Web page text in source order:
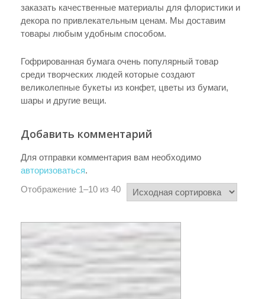
заказать качественные материалы для флористики и
декора по привлекательным ценам. Мы доставим
товары любым удобным способом.
Гофрированная бумага очень популярный товар
среди творческих людей которые создают
великолепные букеты из конфет, цветы из бумаги,
шары и другие вещи.
Добавить комментарий
Для отправки комментария вам необходимо
авторизоваться.
Отображение 1–10 из 40